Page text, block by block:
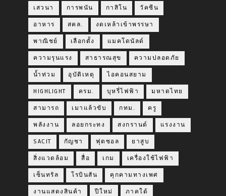
เสวนา การพนัน กาสิโน วัคซีน
อาหาร สคล. งดเหล้าเข้าพรรษา
พาณิชย์ เลือกตั้ง แมคโดนัลด์
ความรุนแรง สาธารณสุข ความปลอดภัย
น้ำท่วม อุบัติเหตุ ไอคอนสยาม
HIGHLIGHT ครม. บุหรี่ไฟฟ้า มหาดไทย
สามารถ เมาแล้วขับ กทม. ครู
พลังงาน ลอยกระทง สงกรานต์ แรงงาน
SACIT กัญชา ฟุตซอล ยาสูบ
สิ่งแวดล้อม สื่อ เกม เครื่องใช้ไฟฟ้า
เซ็นทรัล โรบินสัน คุกคามทางเพศ
งานแสดงสินค้า ปีใหม่ ภาคใต้